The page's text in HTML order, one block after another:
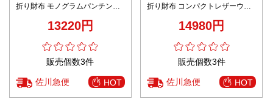
折り財布 モノグラムパンチング
13220円
販売個数3件
佐川急便 HOT
折り財布 コンパクトレザーウォ
14980円
販売個数3件
佐川急便 HOT